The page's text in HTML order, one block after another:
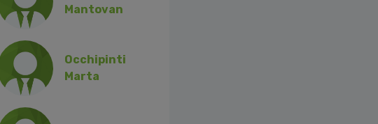
Mantovan
Occhipinti
Marta